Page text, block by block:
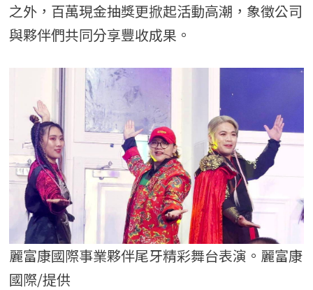
之外，百萬現金抽獎更掀起活動高潮，象徵公司
與夥伴們共同分享豐收成果。
麗富康國際事業夥伴尾牙精彩舞台表演。麗富康
國際/提供